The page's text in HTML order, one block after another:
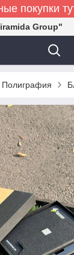
покупки
Group"
Полиграфия